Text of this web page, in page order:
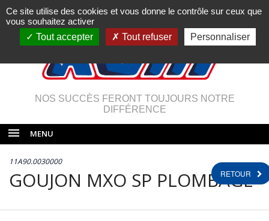
NOS SUCCÈS FERONT TOUJOURS NOTRE
DIFFÉRENCE
MENU
RETOUR
11A90.0030000
GOUJON MXO SP PLOMBAGE
Ce site utilise des cookies et vous donne le contrôle sur ceux que
vous souhaitez activer
Tout accepter
Tout refuser Personnaliser